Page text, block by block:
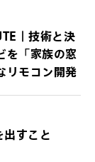
｜技術と決
を「家族の窓
リモコン開発
すこと